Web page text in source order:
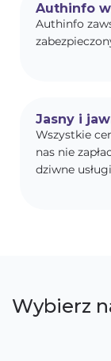
Authinfo
Authinfo
Jasny i
Wszystkie
nas nie
dziwne
Wybierz